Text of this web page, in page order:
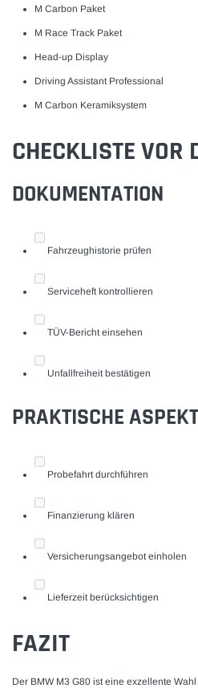
M Carbon Paket
M Race Track Paket
Head-up Display
Driving Assistant Professional
M Carbon Keramiksystem
CHECKLISTE VOR
DOKUMENTATION
Fahrzeughistorie prüfen
Serviceheft kontrollieren
TÜV-Bericht einsehen
Unfallfreiheit bestätigen
PRAKTISCHE
Probefahrt durchführen
Finanzierung klären
Versicherungsangebot einholen
Lieferzeit berücksichtigen
FAZIT
Der BMW M3 G80 ist eine exzellente